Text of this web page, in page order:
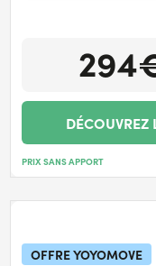
DÉCOUVREZ
PRIX SANS APPORT
OFFRE YOYOMOVE